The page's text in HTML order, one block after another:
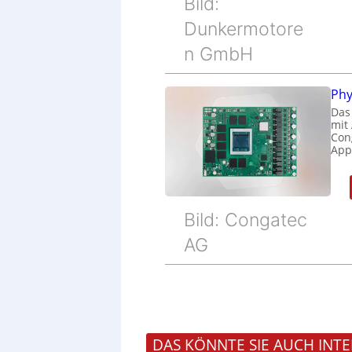
Dunkermotore
n GmbH
Bild: Congatec
AG
mit
DAS KÖNNTE SIE AUCH